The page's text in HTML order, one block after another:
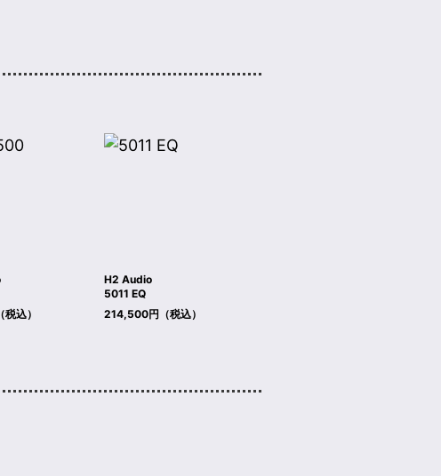
込）
H2 Audio
5011 EQ
214,500円（税込）